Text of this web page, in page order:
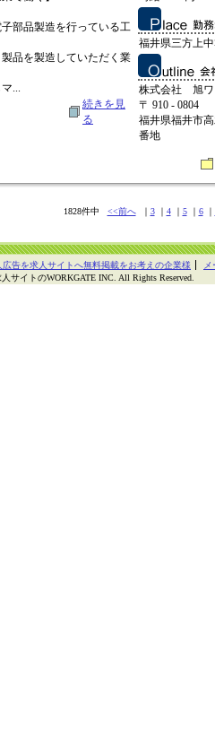
部品製造を行っている工
品を製造していただく業
...
続きを見
る
福井県三方上
株式会社 旭ワ
〒 910 - 0804
福井県福井市
番地
1828件中 <<前へ｜ 3｜ 4｜ 5｜ 6｜
広告を求人サイトへ無料掲載をお考えの企業様
サイトのWORKGATE INC. All Rights Reserved.